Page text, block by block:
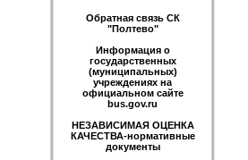
Обратная связь СК
"Полтево"
Информация о
государственных
(муниципальных)
учреждениях на
официальном сайте
bus.gov.ru
НЕЗАВИСИМАЯ ОЦЕНКА
КАЧЕСТВА-нормативные
документы